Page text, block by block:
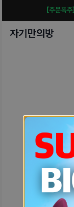
[주문폭주]
자기만의방